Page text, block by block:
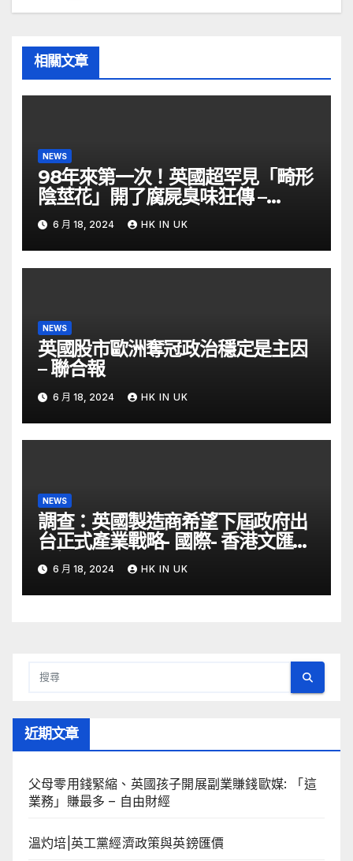
相關文章
NEWS
98年來第一次！英國超罕見「畸形
陰莖花」開了腐屍臭味狂傳 –
ETtoday
6 月 18, 2024 HK IN UK
NEWS
英國股市歐洲奪冠政治穩定是主因
– 聯合報
6 月 18, 2024 HK IN UK
NEWS
調查：英國製造商希望下屆政府出
台正式產業戰略- 國際- 香港文匯網
– 文匯報
6 月 18, 2024 HK IN UK
近期文章
父母零用錢緊縮、英國孩子開展副業賺錢歐媒: 「這
業務」賺最多 – 自由財經
溫灼培|英工黨經濟政策與英鎊匯價